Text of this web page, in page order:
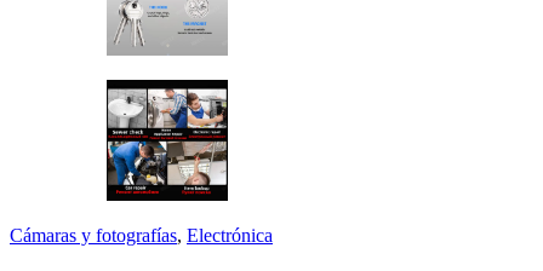
Cámaras y fotografías, Electrónica